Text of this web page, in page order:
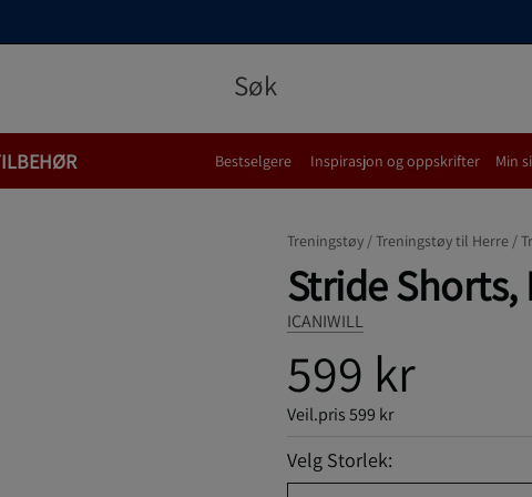
Bestselgere Inspirasjon og oppskrifter Min
Treningstøy /Treningstøy til Herre /
Stride Shorts,
ICANIWILL
599 kr
Veil.pris599 kr
Velg Storlek: